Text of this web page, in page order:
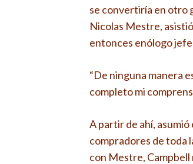
se convertiría en otro
Nicolas Mestre,
entonces enólogo
“De ninguna manera
completo mi
A partir de ahí,
compradores de toda
con Mestre,